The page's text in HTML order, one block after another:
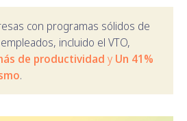
con programas sólidos de
incluido el VTO,
de productividad y Un 41%
.